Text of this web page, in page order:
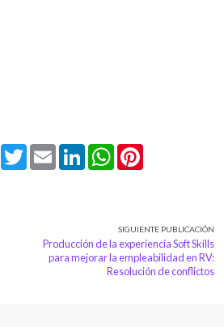
FacebookTwitterEmail LinkedInWhatsApp
SIGUIENTE PUBLICACIÓN
Producción de la experiencia Soft Skills
para mejorar la empleabilidad en RV:
Resolución de conflictos